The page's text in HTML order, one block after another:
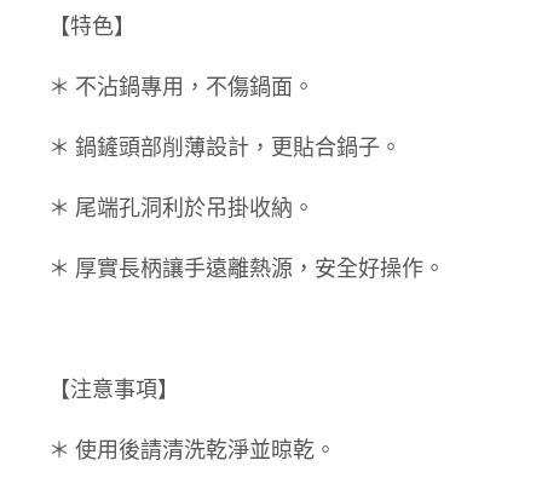
【特色】
＊ 不沾鍋專用，不傷鍋面。
＊ 鍋鏟頭部削薄設計，更貼合鍋子。
＊ 尾端孔洞利於吊掛收納。
＊ 厚實長柄讓手遠離熱源，安全好操作。
【注意事項】
＊ 使用後請清洗乾淨並晾乾。